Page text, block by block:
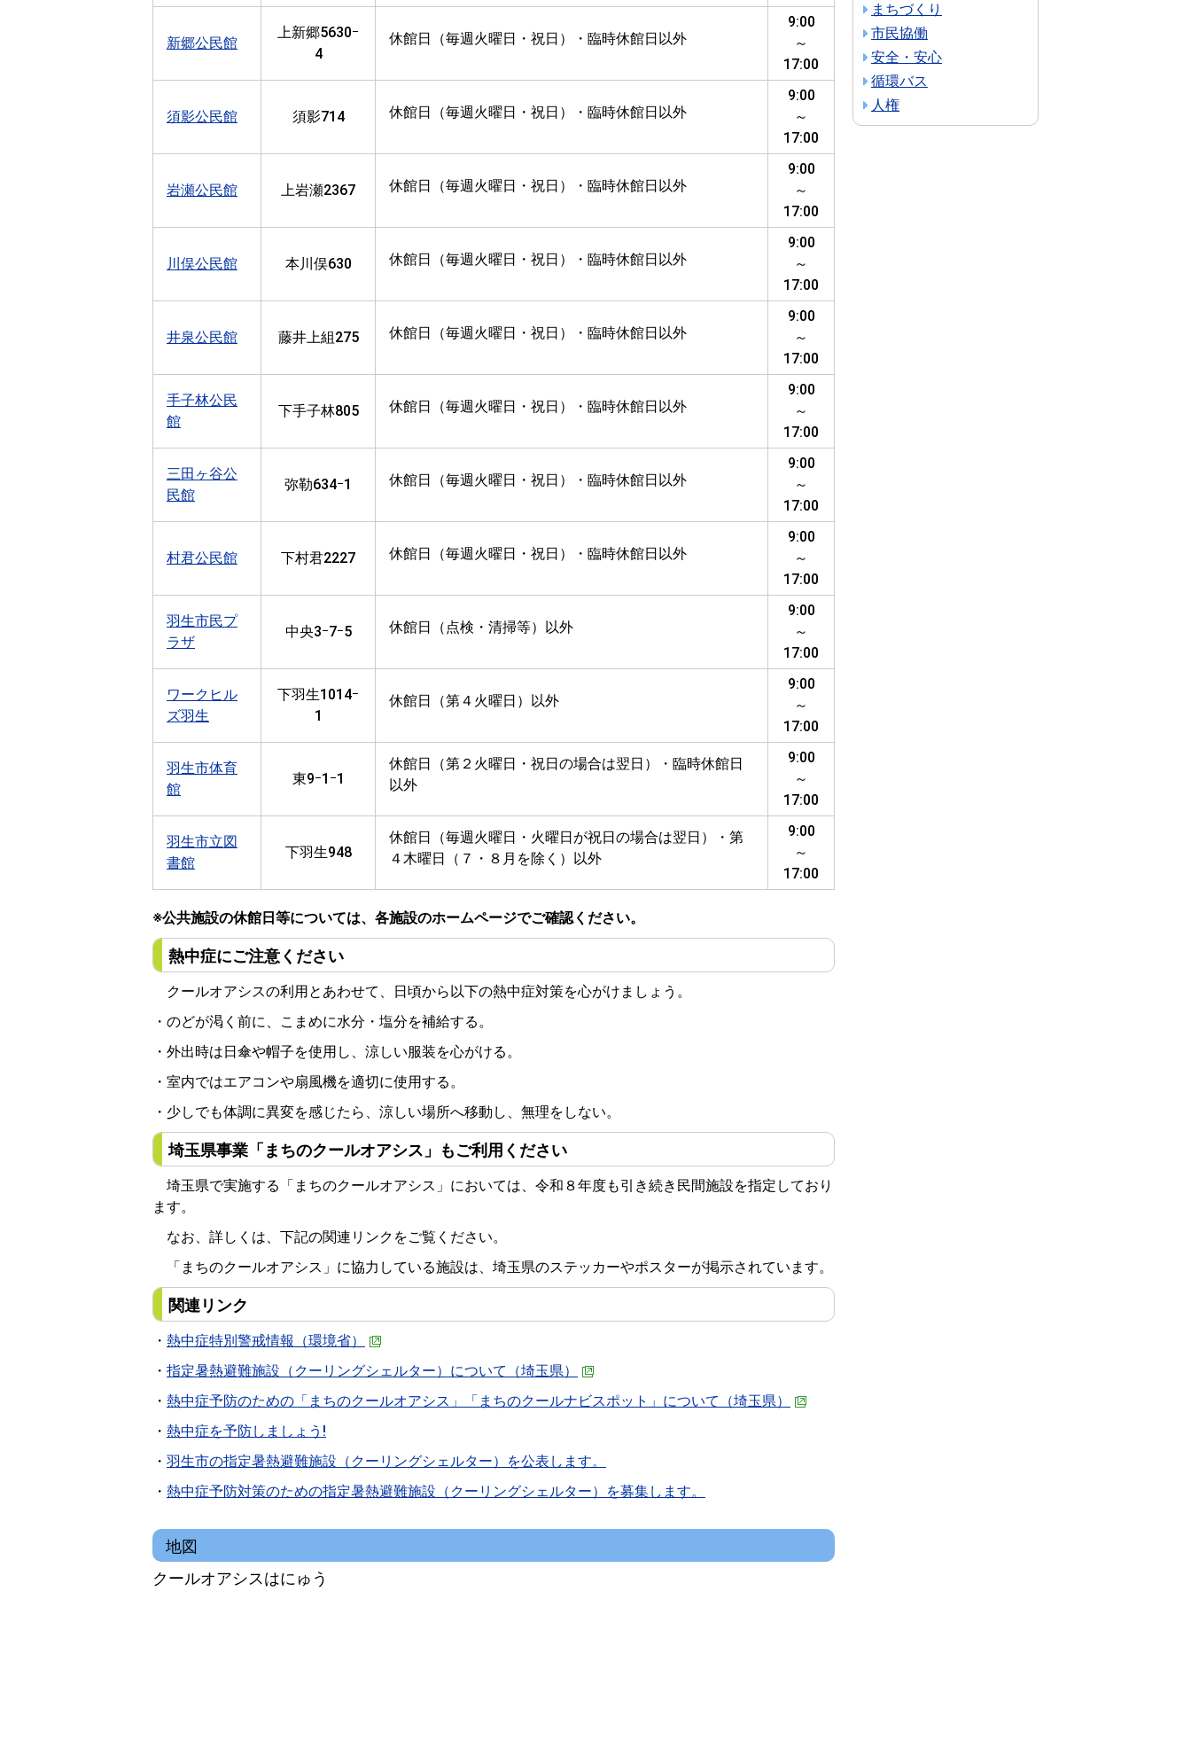
新郷公民館
上新郷5630ｰ
4
休館日（毎週火曜日・祝日）・臨時休館日以外
9:00
～
17:00
須影公民館 須影714 休館日（毎週火曜日・祝日）・臨時休館日以外
9:00
～
17:00
岩瀬公民館 上岩瀬2367 休館日（毎週火曜日・祝日）・臨時休館日以外
9:00
～
17:00
川俣公民館 本川俣630 休館日（毎週火曜日・祝日）・臨時休館日以外
9:00
～
17:00
井泉公民館 藤井上組275 休館日（毎週火曜日・祝日）・臨時休館日以外
9:00
～
17:00
手子林公民
館
下手子林805 休館日（毎週火曜日・祝日）・臨時休館日以外
9:00
～
17:00
三田ヶ谷公
民館
弥勒634ｰ1 休館日（毎週火曜日・祝日）・臨時休館日以外
9:00
～
17:00
村君公民館 下村君2227 休館日（毎週火曜日・祝日）・臨時休館日以外
9:00
～
17:00
羽生市民プ
ラザ
中央3ｰ7ｰ5 休館日（点検・清掃等）以外
9:00
～
17:00
ワークヒル
ズ羽生
下羽生1014ｰ
1
休館日（第４火曜日）以外
9:00
～
17:00
羽生市体育
館
東9ｰ1ｰ1
休館日（第２火曜日・祝日の場合は翌日）・臨時休館日
以外
9:00
～
17:00
羽生市立図
書館
下羽生948
休館日（毎週火曜日・火曜日が祝日の場合は翌日）・第
４木曜日（７・８月を除く）以外
9:00
～
17:00
※公共施設の休館日等については、各施設のホームページでご確認ください。
熱中症にご注意ください
クールオアシスの利用とあわせて、日頃から以下の熱中症対策を心がけましょう。
・のどが渇く前に、こまめに水分・塩分を補給する。
・外出時は日傘や帽子を使用し、涼しい服装を心がける。
・室内ではエアコンや扇風機を適切に使用する。
・少しでも体調に異変を感じたら、涼しい場所へ移動し、無理をしない。
埼玉県事業「まちのクールオアシス」もご利用ください
埼玉県で実施する「まちのクールオアシス」においては、令和８年度も引き続き民間施設を指定しており
ます。
なお、詳しくは、下記の関連リンクをご覧ください。
「まちのクールオアシス」に協力している施設は、埼玉県のステッカーやポスターが掲示されています。
関連リンク
・ 熱中症特別警戒情報（環境省）
・ 指定暑熱避難施設（クーリングシェルター）について（埼玉県）
・ 熱中症予防のための「まちのクールオアシス」「まちのクールナビスポット」について（埼玉県）
・ 熱中症を予防しましょう!
・ 羽生市の指定暑熱避難施設（クーリングシェルター）を公表します。
・ 熱中症予防対策のための指定暑熱避難施設（クーリングシェルター）を募集します。
地図
クールオアシスはにゅう
まちづくり
市民協働
安全・安心
循環バス
人権